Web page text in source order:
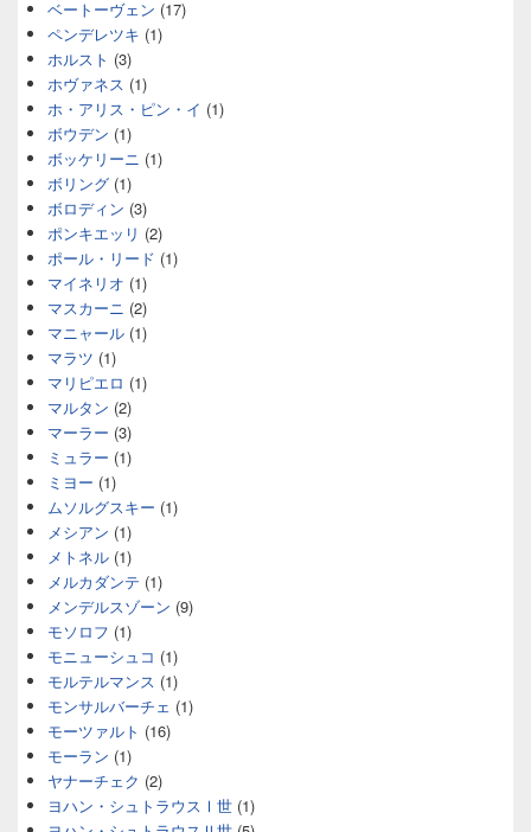
ベートーヴェン (17)
ペンデレツキ (1)
ホルスト (3)
ホヴァネス (1)
ホ・アリス・ピン・イ (1)
ボウデン (1)
ボッケリーニ (1)
ボリング (1)
ボロディン (3)
ポンキエッリ (2)
ポール・リード (1)
マイネリオ (1)
マスカーニ (2)
マニャール (1)
マラツ (1)
マリピエロ (1)
マルタン (2)
マーラー (3)
ミュラー (1)
ミヨー (1)
ムソルグスキー (1)
メシアン (1)
メトネル (1)
メルカダンテ (1)
メンデルスゾーン (9)
モソロフ (1)
モニューシュコ (1)
モルテルマンス (1)
モンサルバーチェ (1)
モーツァルト (16)
モーラン (1)
ヤナーチェク (2)
ヨハン・シュトラウスⅠ世 (1)